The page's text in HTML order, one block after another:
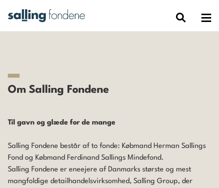
Om Salling Fondene
Til gavn og glæde for de mange
Salling Fondene består af to fonde: Købmand Herman Sallings
Fond og Købmand Ferdinand Sallings Mindefond.
Salling Fondene er eneejere af Danmarks største og mest
mangfoldige detailhandelsvirksomhed, Salling Group, der